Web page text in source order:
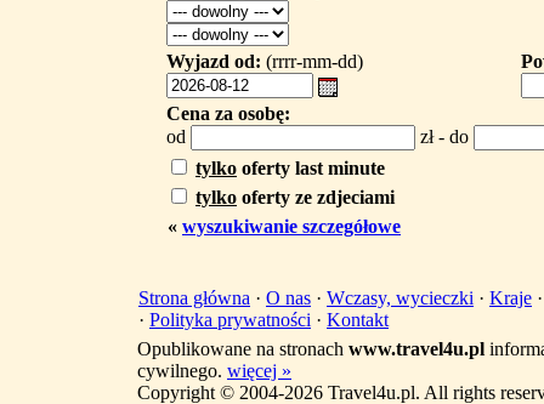
Wyjazd od: (rrrr-mm-dd)
Cena za osobę:
od
zł - do
tylko oferty last minute
tylko oferty ze zdjeciami
« wyszukiwanie szczegółowe
Strona główna · O nas · Wczasy, wycieczki · Kraje
· Polityka prywatności · Kontakt
Opublikowane na stronach www.travel4u.pl
cywilnego. więcej »
Copyright © 2004-2026 Travel4u.pl. All rights